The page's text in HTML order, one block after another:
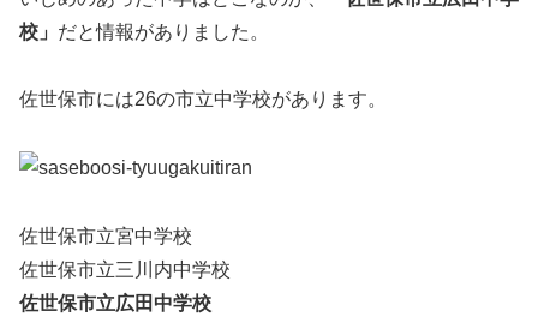
校」 だと情報がありました。
佐世保市には26の市立中学校があります。
佐世保市立宮中学校
佐世保市立三川内中学校
佐世保市立広田中学校